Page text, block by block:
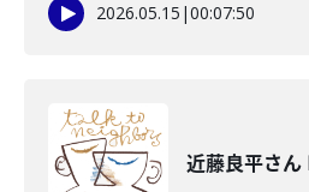
2026.05.15 |00:07:50
近藤良平さん